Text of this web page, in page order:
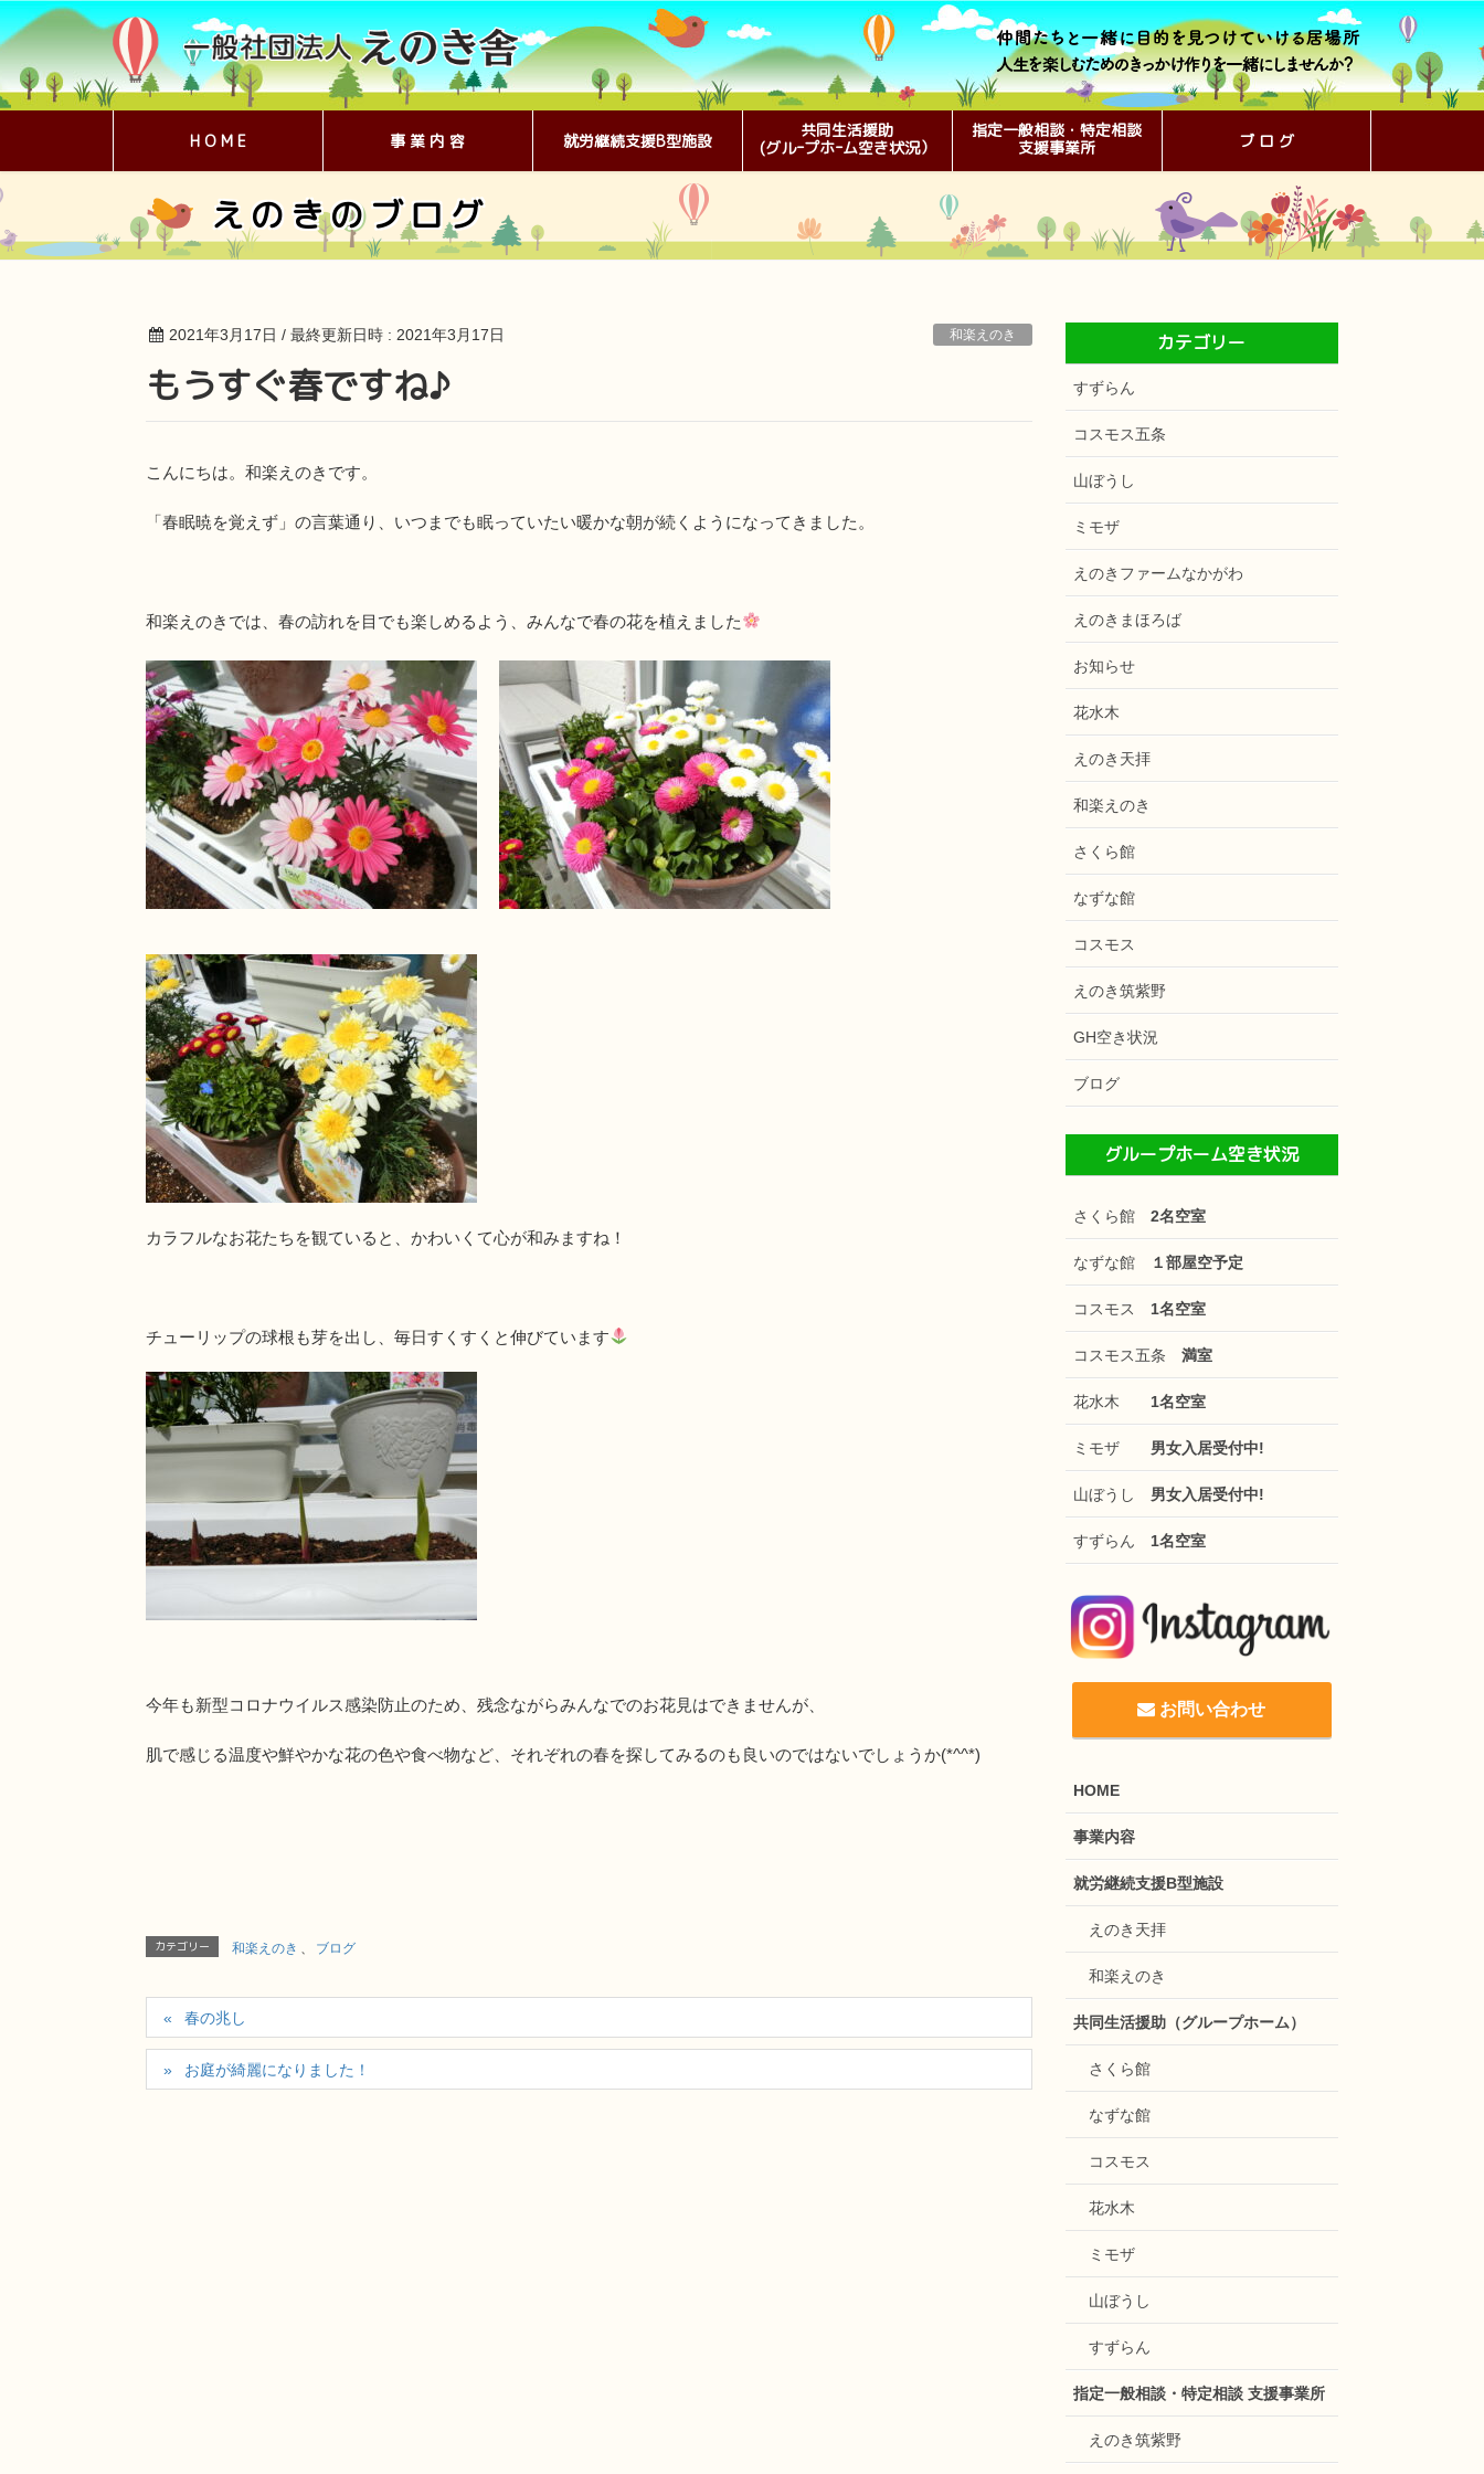
H O M E 事 業 内 容 就労継続支援B型施設
共同生活援助
(グルｰプホｰム空き状況）
指定一般相談・特定相談
支援事業所
ブ ロ グ
えのきのブログ
2021年3月17日 / 最終更新日時 : 2021年3月17日 和楽えのき
もうすぐ春ですね♪
こんにちは。和楽えのきです。
「春眠暁を覚えず」の言葉通り、いつまでも眠っていたい暖かな朝が続くようになってきました。
和楽えのきでは、春の訪れを目でも楽しめるよう、みんなで春の花を植えました
カラフルなお花たちを観ていると、かわいくて心が和みますね！
チューリップの球根も芽を出し、毎日すくすくと伸びています
今年も新型コロナウイルス感染防止のため、残念ながらみんなでのお花見はできませんが、
肌で感じる温度や鮮やかな花の色や食べ物など、それぞれの春を探してみるのも良いのではないでしょうか(*^^*)
カテゴリー 和楽えのき ブログ
春の兆し
お庭が綺麗になりました！
カテゴリー
すずらん
コスモス五条
山ぼうし
ミモザ
えのきファームなかがわ
えのきまほろば
お知らせ
花水木
えのき天拝
和楽えのき
さくら館
なずな館
コスモス
えのき筑紫野
GH空き状況
ブログ
グループホーム空き状況
さくら館 2名空室
なずな館 １部屋空予定
コスモス 1名空室
コスモス五条 満室
花水木 1名空室
ミモザ 男女入居受付中!
山ぼうし 男女入居受付中!
すずらん 1名空室
お問い合わせ
HOME
事業内容
就労継続支援B型施設
えのき天拝
和楽えのき
共同生活援助（グループホーム）
さくら館
なずな館
コスモス
花水木
ミモザ
山ぼうし
すずらん
指定一般相談・特定相談 支援事業所
えのき筑紫野